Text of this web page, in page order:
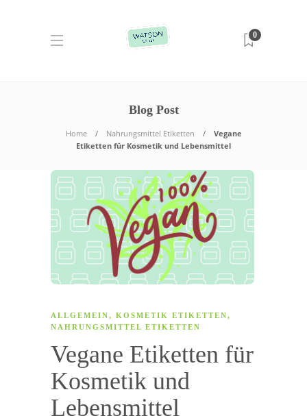
0
Blog Post
Home Nahrungsmittel Etiketten
Vegane
Etiketten für Kosmetik und Lebensmittel
ALLGEMEIN, KOSMETIK ETIKETTEN,
NAHRUNGSMITTEL ETIKETTEN
Vegane Etiketten für
Kosmetik und
Lebensmittel